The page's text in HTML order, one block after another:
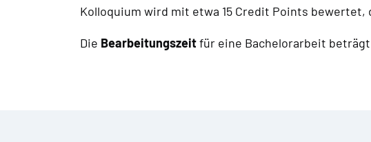
Kolloquium wird mit etwa 15 Credit Points
Die Bearbeitungszeitfür eine Bachelorarbeit